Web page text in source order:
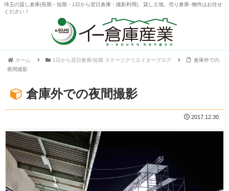
埼玉の貸し倉庫(長期・短期・1日から翌日倉庫・撮影利用)、貸し土地、売り倉庫･物件はお任せ
ください！
ホーム 1日から翌日倉庫/短期 ステージクリエイターブログ
倉庫外での
夜間撮影
倉庫外での夜間撮影
2017.12.30